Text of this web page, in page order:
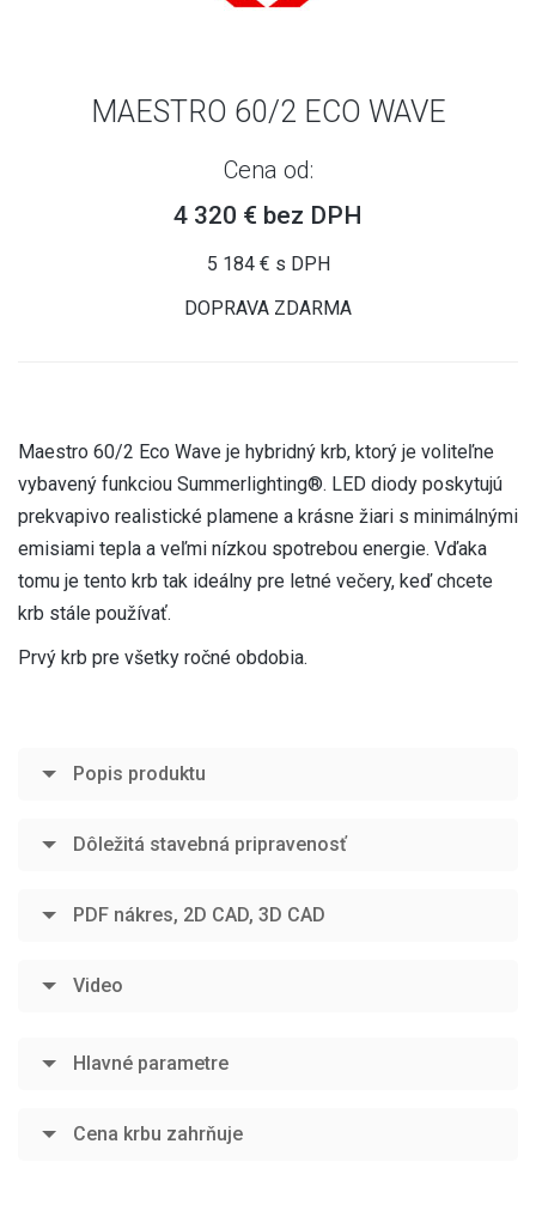
MAESTRO 60/2 ECO WAVE
Cena od:
4 320 € bez DPH
5 184 € s DPH
DOPRAVA ZDARMA
Maestro 60/2 Eco Wave je hybridný krb, ktorý je voliteľne
vybavený funkciou Summerlighting®. LED diody poskytujú
prekvapivo realistické plamene a krásne žiari s minimálnými
emisiami tepla a veľmi nízkou spotrebou energie. Vďaka
tomu je tento krb tak ideálny pre letné večery, keď chcete
krb stále používať.
Prvý krb pre všetky ročné obdobia.
Popis produktu
Dôležitá stavebná pripravenosť
PDF nákres, 2D CAD, 3D CAD
Video
Hlavné parametre
Cena krbu zahrňuje